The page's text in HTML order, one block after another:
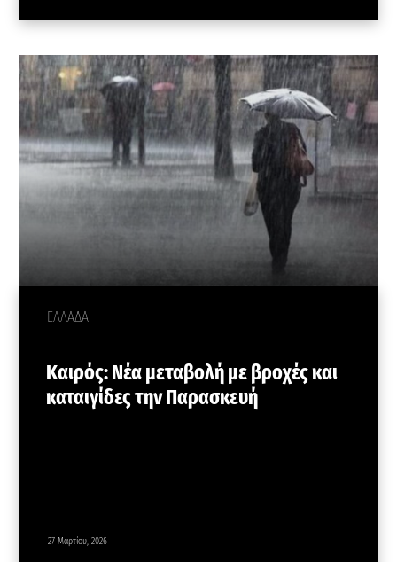
ΕΛΛΑΔΑ
Καιρός: Νέα μεταβολή με βροχές και
καταιγίδες την Παρασκευή
27 Μαρτίου, 2026